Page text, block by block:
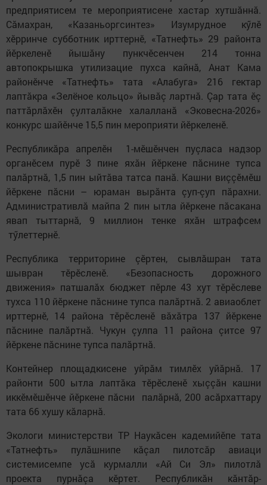
предприятисем те мероприятисене хастар хутшăннă.
Сăмахран, «Казаньоргсинтез» Изумрудное кӳлӗ
хӗрринче субботник ирттернӗ, «Татнефть» 29 районта
йӗркеленӗ йышăну пункчӗсенчен 214 тонна
автопокрышка утилизацие пухса кайнă, Анат Кама
районӗнче «Татнефть» тата «Алабуга» 216 гектар
лаптăкра «Зелёное кольцо» йывăç лартнă. Çар тата ӗç
паттăрлăхӗн çулталăкне халалланă «Эковесна-2026»
конкурс шайӗнче 15,5 пин мероприяти йӗркеленӗ.
Республикăра апрелӗн 1-мӗшӗнчен пуçласа надзор
органӗсем пурӗ 3 пине яхăн йӗркене пăснине тупса
палăртнă, 1,5 пин ыйтăва татса панă. Кашни виççӗмӗш
йӗркене пăсни – юраман вырăнта çуп-çуп пăрахни.
Административлă майпа 2 пин ытла йӗркене пăсакана
явап тыттарнă, 9 миллион тенке яхăн штрафсем
тӳлеттернӗ.
Республика территорине çӗртен, сывлăшран тата
шывран тӗрӗсленӗ. «Безопасность дорожного
движения» патшалăх бюджет пӗрле 43 хут тӗрӗслеве
тухса 110 йӗркене пăснине тупса палăртнă. 2 авиаоблет
ирттернӗ, 14 района тӗрӗсленӗ вăхăтра 137 йӗркене
пăснине палăртнă. Чукун çулпа 11 района çитсе 97
йӗркене пăснине тупса палăртнă.
Контейнер площадкисене уйрăм тимлӗх уйăрнă. 17
районти 500 ытла лаптăка тӗрӗсленӗ хыççăн кашни
иккӗмӗшӗнче йӗркене пăсни палăрнă, 200 асăрхаттару
тата 66 хушу кăларнă.
Экологи министерстви ТР Наукăсен кадемийӗпе тата
«Татнефть» пулăшнипе кăçал пилотсăр авиаци
системисемпе усă курмалли «Ай Си Эл» пилотлă
проекта пурнăçа кӗртет. Республикăн кăнтăр-